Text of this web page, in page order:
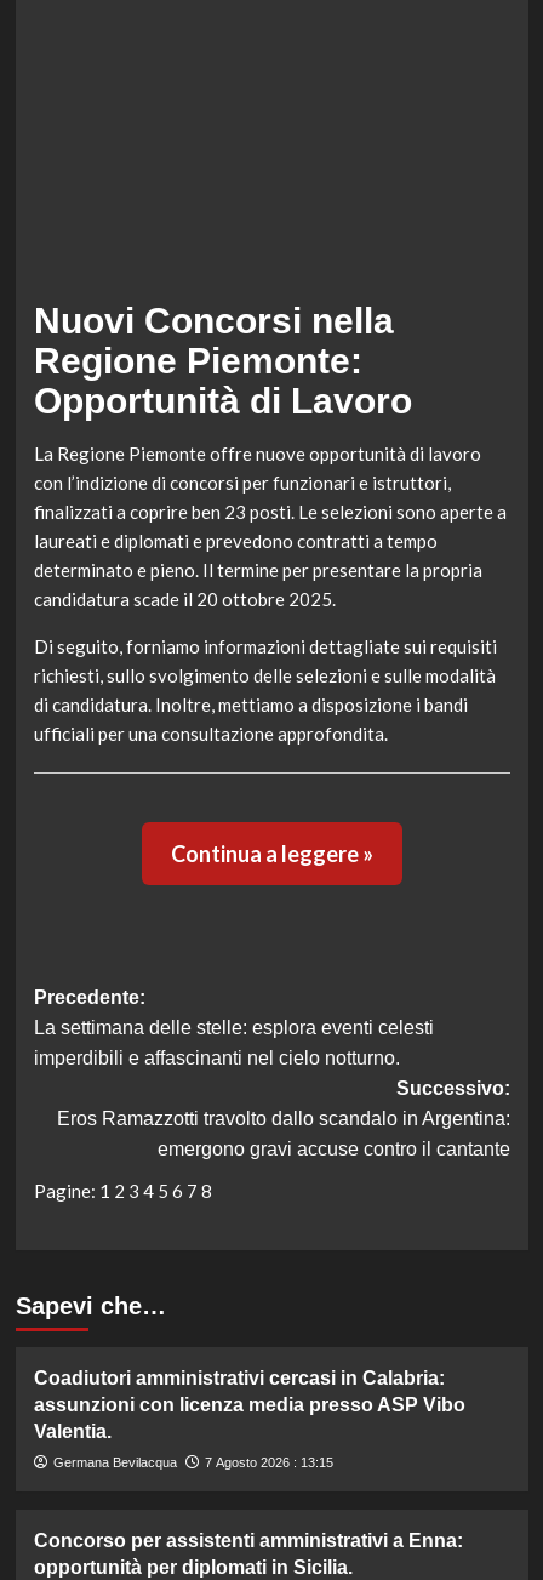
Nuovi Concorsi nella
Regione Piemonte:
Opportunità di Lavoro
La Regione Piemonte offre nuove opportunità di lavoro
con l’indizione di concorsi per funzionari e istruttori,
finalizzati a coprire ben 23 posti. Le selezioni sono aperte a
laureati e diplomati e prevedono contratti a tempo
determinato e pieno. Il termine per presentare la propria
candidatura scade il 20 ottobre 2025.
Di seguito, forniamo informazioni dettagliate sui requisiti
richiesti, sullo svolgimento delle selezioni e sulle modalità
di candidatura. Inoltre, mettiamo a disposizione i bandi
ufficiali per una consultazione approfondita.
Continua a leggere »
Navigazione
articolo
Precedente:
La settimana delle stelle: esplora eventi celesti
imperdibili e affascinanti nel cielo notturno.
Successivo:
Eros Ramazzotti travolto dallo scandalo in Argentina:
emergono gravi accuse contro il cantante
Pagine: 1 2 3 4 5 6 7 8
Sapevi che…
Coadiutori amministrativi cercasi in Calabria:
assunzioni con licenza media presso ASP Vibo
Valentia.
Germana Bevilacqua 7 Agosto 2026 : 13:15
Concorso per assistenti amministrativi a Enna:
opportunità per diplomati in Sicilia.